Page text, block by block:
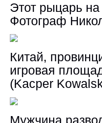
Этот рыцарь
Фотограф
Китай,
игровая
(Kacper
Мужчина